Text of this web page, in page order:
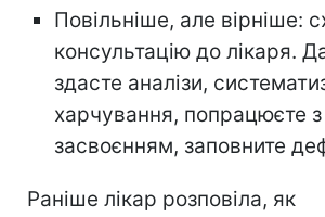
Повільніше, але вірніше:
консультацію до лікаря.
здасте аналізи,
харчування, попрацюєте з
засвоєнням, заповните
Раніше лікар розповіла, як